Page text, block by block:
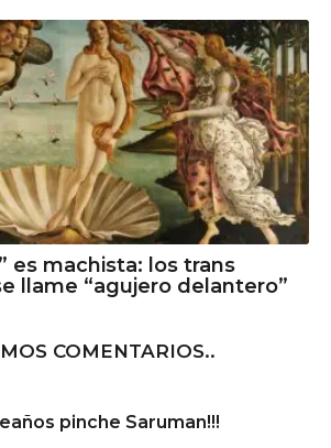
es machista: los trans
llame “agujero delantero”
COMENTARIOS..
pinche Saruman!!!